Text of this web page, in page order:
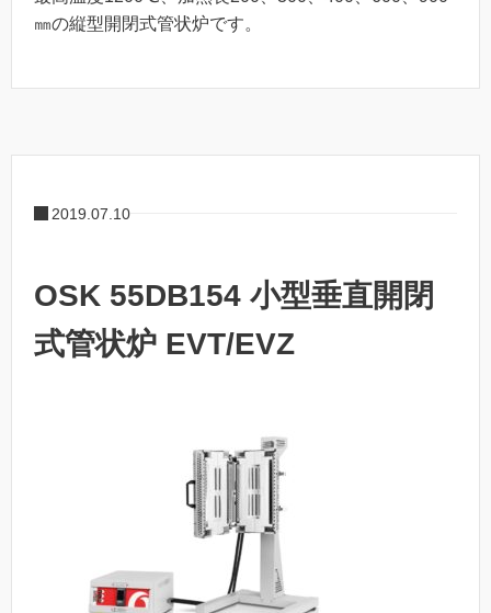
㎜の縦型開閉式管状炉です。
2019.07.10
OSK 55DB154 小型垂直開閉
式管状炉 EVT/EVZ